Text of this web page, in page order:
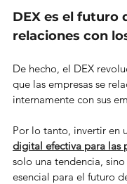
DEX es el futuro
relaciones con
De hecho, el DEX
que las empresas se
internamente con sus
Por lo tanto, invertir en
digital efectiva para las
solo una tendencia,
esencial para el futuro